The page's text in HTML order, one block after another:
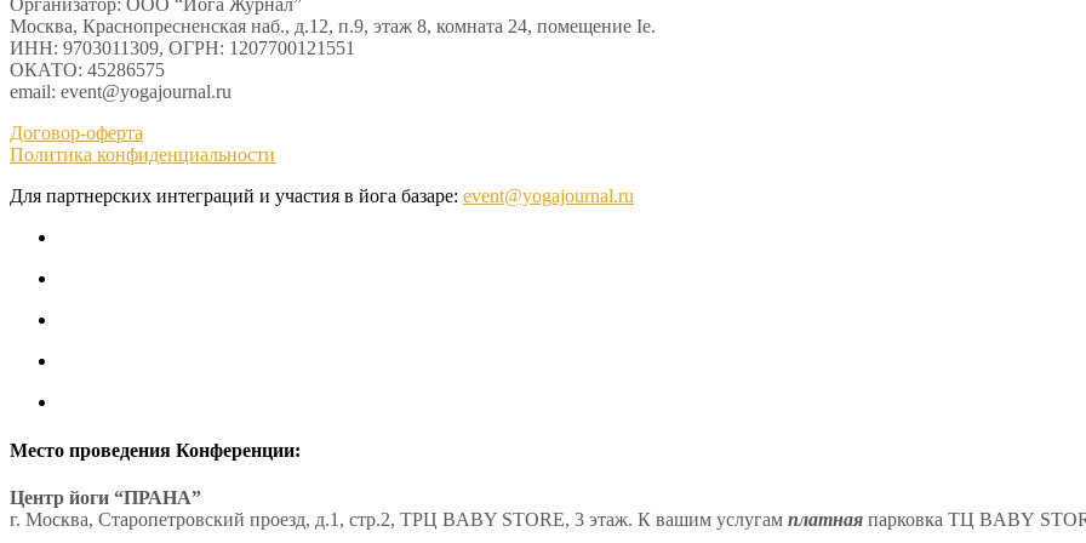
Организатор: ООО “Йога Журнал”
Москва, Краснопресненская наб., д.12, п.9, этаж 8, комната 24, помещение Ie.
ИНН: 9703011309, ОГРН: 1207700121551
ОКАТО: 45286575
email: event@yogajournal.ru
Договор-оферта
Политика конфиденциальности
Для партнерских интеграций и участия в йога базаре: event@yogajournal.ru
Место проведения Конференции:
Центр йоги “ПРАНА”
г. Москва, Старопетровский проезд, д.1, стр.2, ТРЦ BABY STORE, 3 этаж. К вашим услугам платная парковка ТЦ BABY